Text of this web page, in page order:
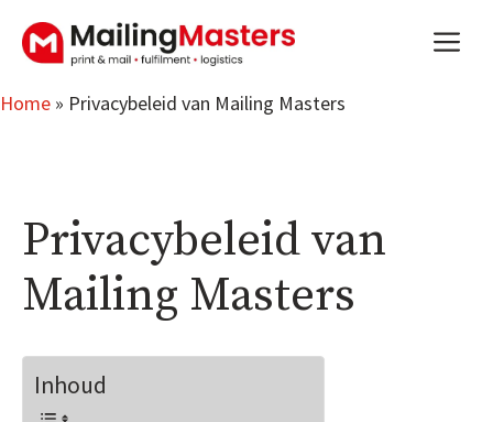
naar
inhoud
Home » Privacybeleid van Mailing Masters
Privacybeleid van
Mailing Masters
Inhoud